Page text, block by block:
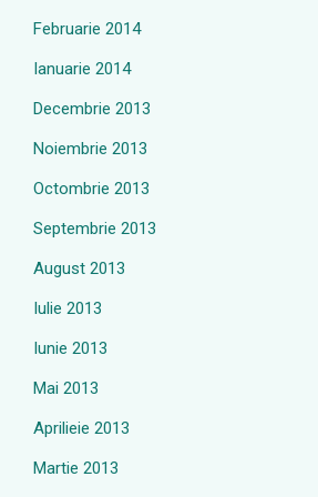
Februarie 2014
Ianuarie 2014
Decembrie 2013
Noiembrie 2013
Octombrie 2013
Septembrie 2013
August 2013
Iulie 2013
Iunie 2013
Mai 2013
Aprilieie 2013
Martie 2013